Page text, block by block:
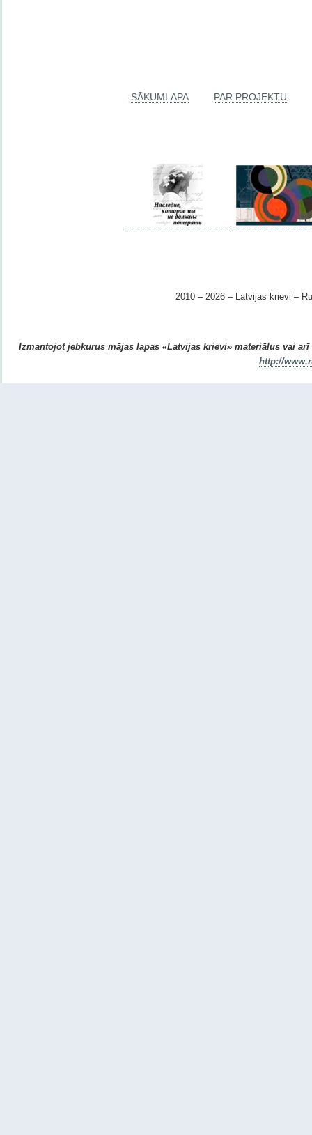
SĀKUMLAPA PAR PROJEKTU
2010 – 2026 – Latvijas krievi –
Izmantojot jebkurus mājas lapas «Latvijas krievi» materiālus vai
http://